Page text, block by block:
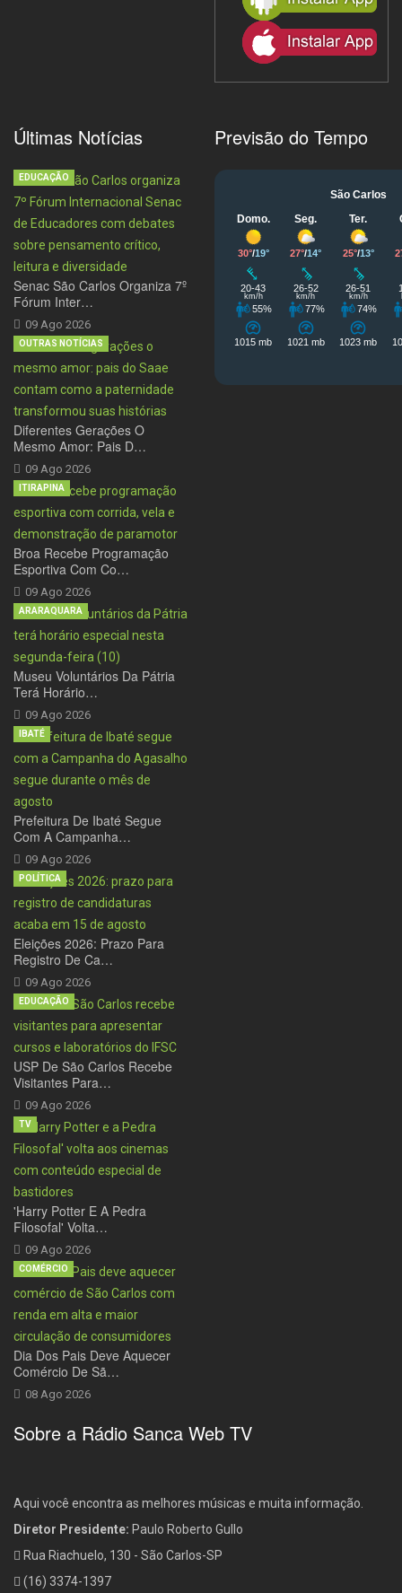
Últimas Notícias
Senac São Carlos Organiza 7º
Fórum Inter…
09 Ago 2026
EDUCAÇÃO
Diferentes Gerações O
Mesmo Amor: Pais D…
09 Ago 2026
OUTRAS NOTÍCIAS
Broa Recebe Programação
Esportiva Com Co…
09 Ago 2026
ITIRAPINA
Museu Voluntários Da Pátria
Terá Horário…
09 Ago 2026
ARARAQUARA
Prefeitura De Ibaté Segue
Com A Campanha…
09 Ago 2026
IBATÉ
Eleições 2026: Prazo Para
Registro De Ca…
09 Ago 2026
POLÍTICA
USP De São Carlos Recebe
Visitantes Para…
09 Ago 2026
EDUCAÇÃO
'Harry Potter E A Pedra
Filosofal' Volta…
09 Ago 2026
TV
Dia Dos Pais Deve Aquecer
Comércio De Sã…
08 Ago 2026
COMÉRCIO
Previsão do Tempo
Sobre a Rádio Sanca Web TV
Aqui você encontra as melhores músicas e muita informação.
Diretor Presidente: Paulo Roberto Gullo
Rua Riachuelo, 130 - São Carlos-SP
(16) 3374-1397